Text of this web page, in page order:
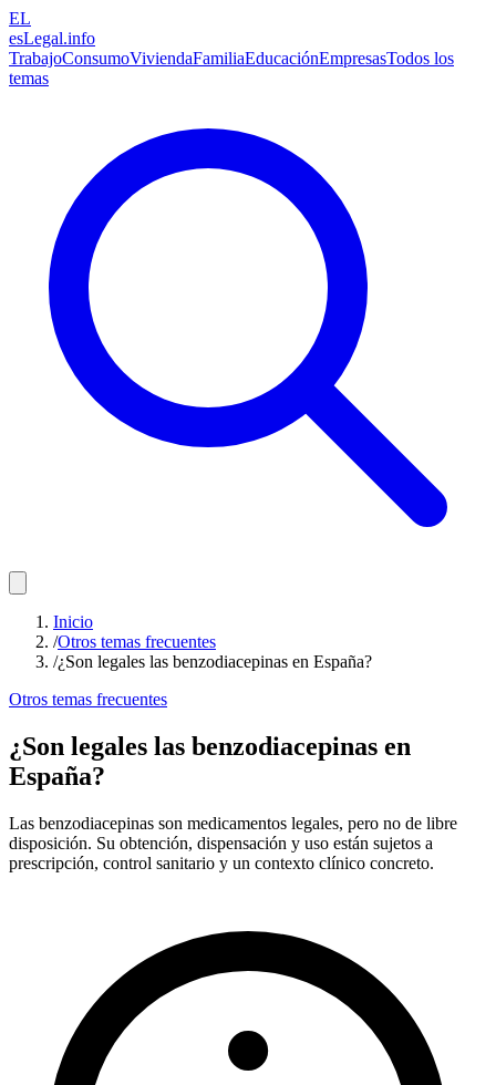
EL
esLegal.info
TrabajoConsumoViviendaFamiliaEducaciónEmpresasTodos los
temas
Inicio
/Otros temas frecuentes
/¿Son legales las benzodiacepinas en España?
Otros temas frecuentes
¿Son legales las benzodiacepinas en
España?
Las benzodiacepinas son medicamentos legales, pero no de libre
disposición. Su obtención, dispensación y uso están sujetos a
prescripción, control sanitario y un contexto clínico concreto.